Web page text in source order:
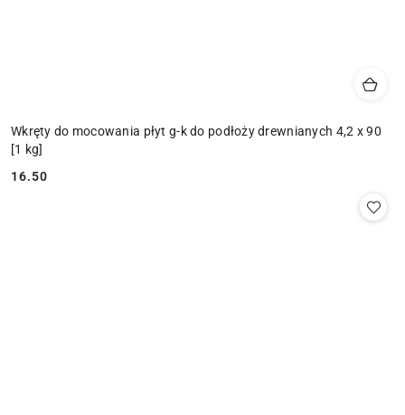
Wkręty do mocowania płyt g-k do podłoży drewnianych 4,2 x 90
[1 kg]
Cena:
16.50